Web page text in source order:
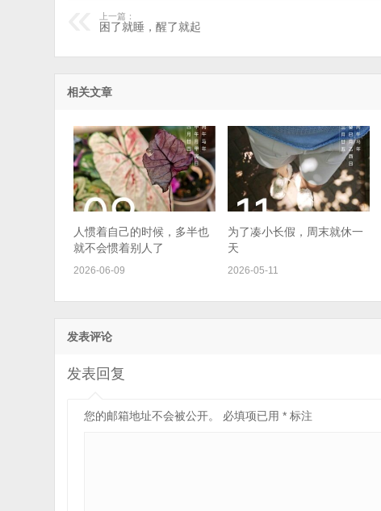
上一篇：
困了就睡，醒了就起
相关文章
人惯着自己的时候，多半也
就不会惯着别人了
2026-06-09
为了凑小长假，周末就休一
天
2026-05-11
发表评论
发表回复
您的邮箱地址不会被公开。 必填项已用* 标注